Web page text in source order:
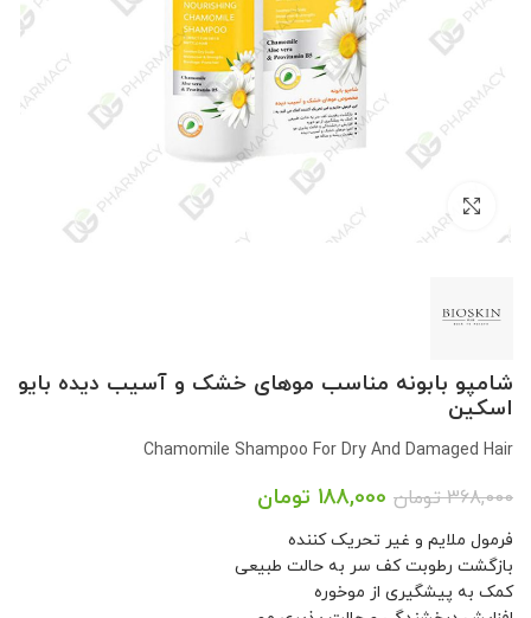
شامپو بابونه مناسب موهای خشک و آسیب دیده بایو
اسکین
Chamomile Shampoo For Dry And Damaged Hair
368,000 تومان 188,000 تومان
فرمول ملایم و غیر تحریک کننده
بازگشت رطوبت کف سر به حالت طبیعی
کمک به پیشگیری از موخوره